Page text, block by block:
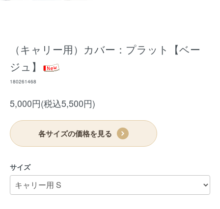
（キャリー用）カバー：プラット【ベー
ジュ】
180261468
5,000円(税込5,500円)
各サイズの価格を見る
サイズ